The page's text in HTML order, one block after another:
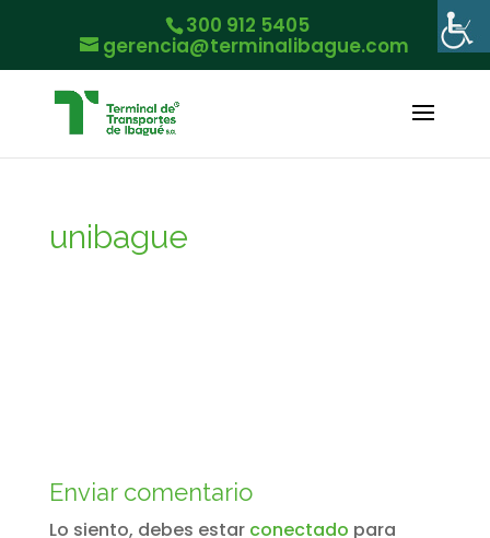
300 912 5405
gerencia@terminalibague.com
unibague
Enviar comentario
Lo siento, debes estar conectado para